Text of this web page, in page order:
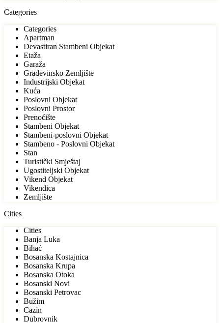
Categories
Categories
Apartman
Devastiran Stambeni Objekat
Etaža
Garaža
Građevinsko Zemljište
Industrijski Objekat
Kuća
Poslovni Objekat
Poslovni Prostor
Prenoćište
Stambeni Objekat
Stambeni-poslovni Objekat
Stambeno - Poslovni Objekat
Stan
Turistički Smještaj
Ugostiteljski Objekat
Vikend Objekat
Vikendica
Zemljište
Cities
Cities
Banja Luka
Bihać
Bosanska Kostajnica
Bosanska Krupa
Bosanska Otoka
Bosanski Novi
Bosanski Petrovac
Bužim
Cazin
Dubrovnik